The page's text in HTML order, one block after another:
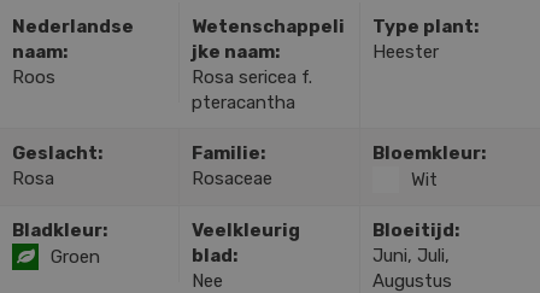
Nederlandse
naam:
Roos
Wetenschappeli
jke naam:
Rosa sericea f.
pteracantha
Type plant:
Heester
Geslacht:
Rosa
Familie:
Rosaceae
Bloemkleur:
Wit
Bladkleur:
Groen
Veelkleurig
blad:
Nee
Bloeitijd:
Juni, Juli,
Augustus